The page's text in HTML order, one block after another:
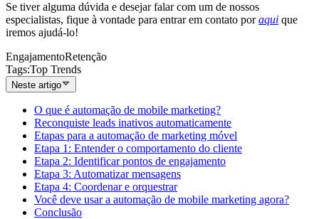
Se tiver alguma dúvida e desejar falar com um de nossos
especialistas, fique à vontade para entrar em contato poraqui que
iremos ajudá-lo!
EngajamentoRetenção
Tags:Top Trends
Neste artigo
O que é automação de mobile marketing?
Reconquiste leads inativos automaticamente
Etapas para a automação de marketing móvel
Etapa 1: Entender o comportamento do cliente
Etapa 2: Identificar pontos de engajamento
Etapa 3: Automatizar mensagens
Etapa 4: Coordenar e orquestrar
Você deve usar a automação de mobile marketing agora?
Conclusão